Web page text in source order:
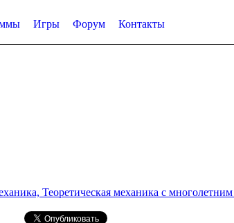
Игры Форум Контакты
Теоретическая механика с